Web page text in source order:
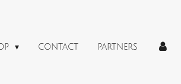
CONTACT PARTNERS